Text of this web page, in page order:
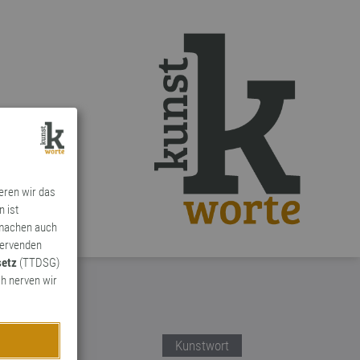
wir das
ist
auch
(TTDSG)
nerven wir
Kunstwort